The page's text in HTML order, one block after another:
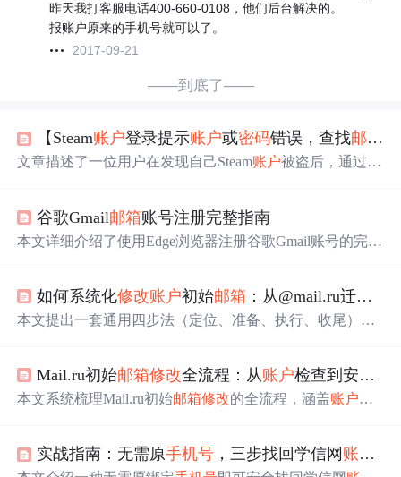
昨天我打客服电话400-660-0108，他们后台解决的。
报账户原来的手机号就可以了。
2017-09-21
——到底了——
【Steam账户登录提示账户或密码错误，查找邮箱
文章描述了一位用户在发现自己Steam账户被盗后，通过手
相关证据，最终成功重置密码并重新绑定安全设置。,
谷歌Gmail邮箱账号注册完整指南
本文详细介绍了使用Edge浏览器注册谷歌Gmail账号的完整
助 邮箱及完成账户确认。强调了网络环境稳定性和语言/IP
一致性对提高注册成功率的重要性。
如何系统化修改账户初始邮箱 ：从@mail.ru迁移到通用工作流
本文提出一套通用四步法（定位、准备、执行、收尾）用
子 验证准备、失效邮箱应对策略、不可修改系统的替代方
案，并延伸至密码 管理、二次验证、账户档案建设等数字
Mail.ru初始邮箱修改全流程：从账户检查到安全加固的实践指南
本文系统梳理Mail.ru初始邮箱修改的全流程，涵盖账户状
设置邮件转发及数据迁移；针对常见报错（如功能不可
用、收不到验证码）提供排查方案，并给出无法修改时的
实战指南：无需原手机号 ，三步找回学信网 账户